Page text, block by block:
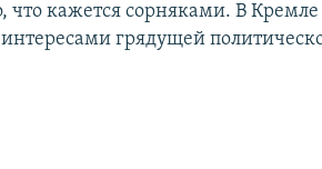
что кажется сорняками. В Кремле
грядущей